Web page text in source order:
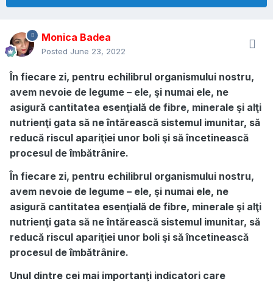
Monica Badea
Posted June 23, 2022
În fiecare zi, pentru echilibrul organismului nostru,
avem nevoie de legume – ele, şi numai ele, ne
asigură cantitatea esenţială de fibre, minerale şi alţi
nutrienţi gata să ne întărească sistemul imunitar, să
reducă riscul apariţiei unor boli şi să încetinească
procesul de îmbătrânire.
În fiecare zi, pentru echilibrul organismului nostru,
avem nevoie de legume – ele, şi numai ele, ne
asigură cantitatea esenţială de fibre, minerale şi alţi
nutrienţi gata să ne întărească sistemul imunitar, să
reducă riscul apariţiei unor boli şi să încetinească
procesul de îmbătrânire.
Unul dintre cei mai importanţi indicatori care